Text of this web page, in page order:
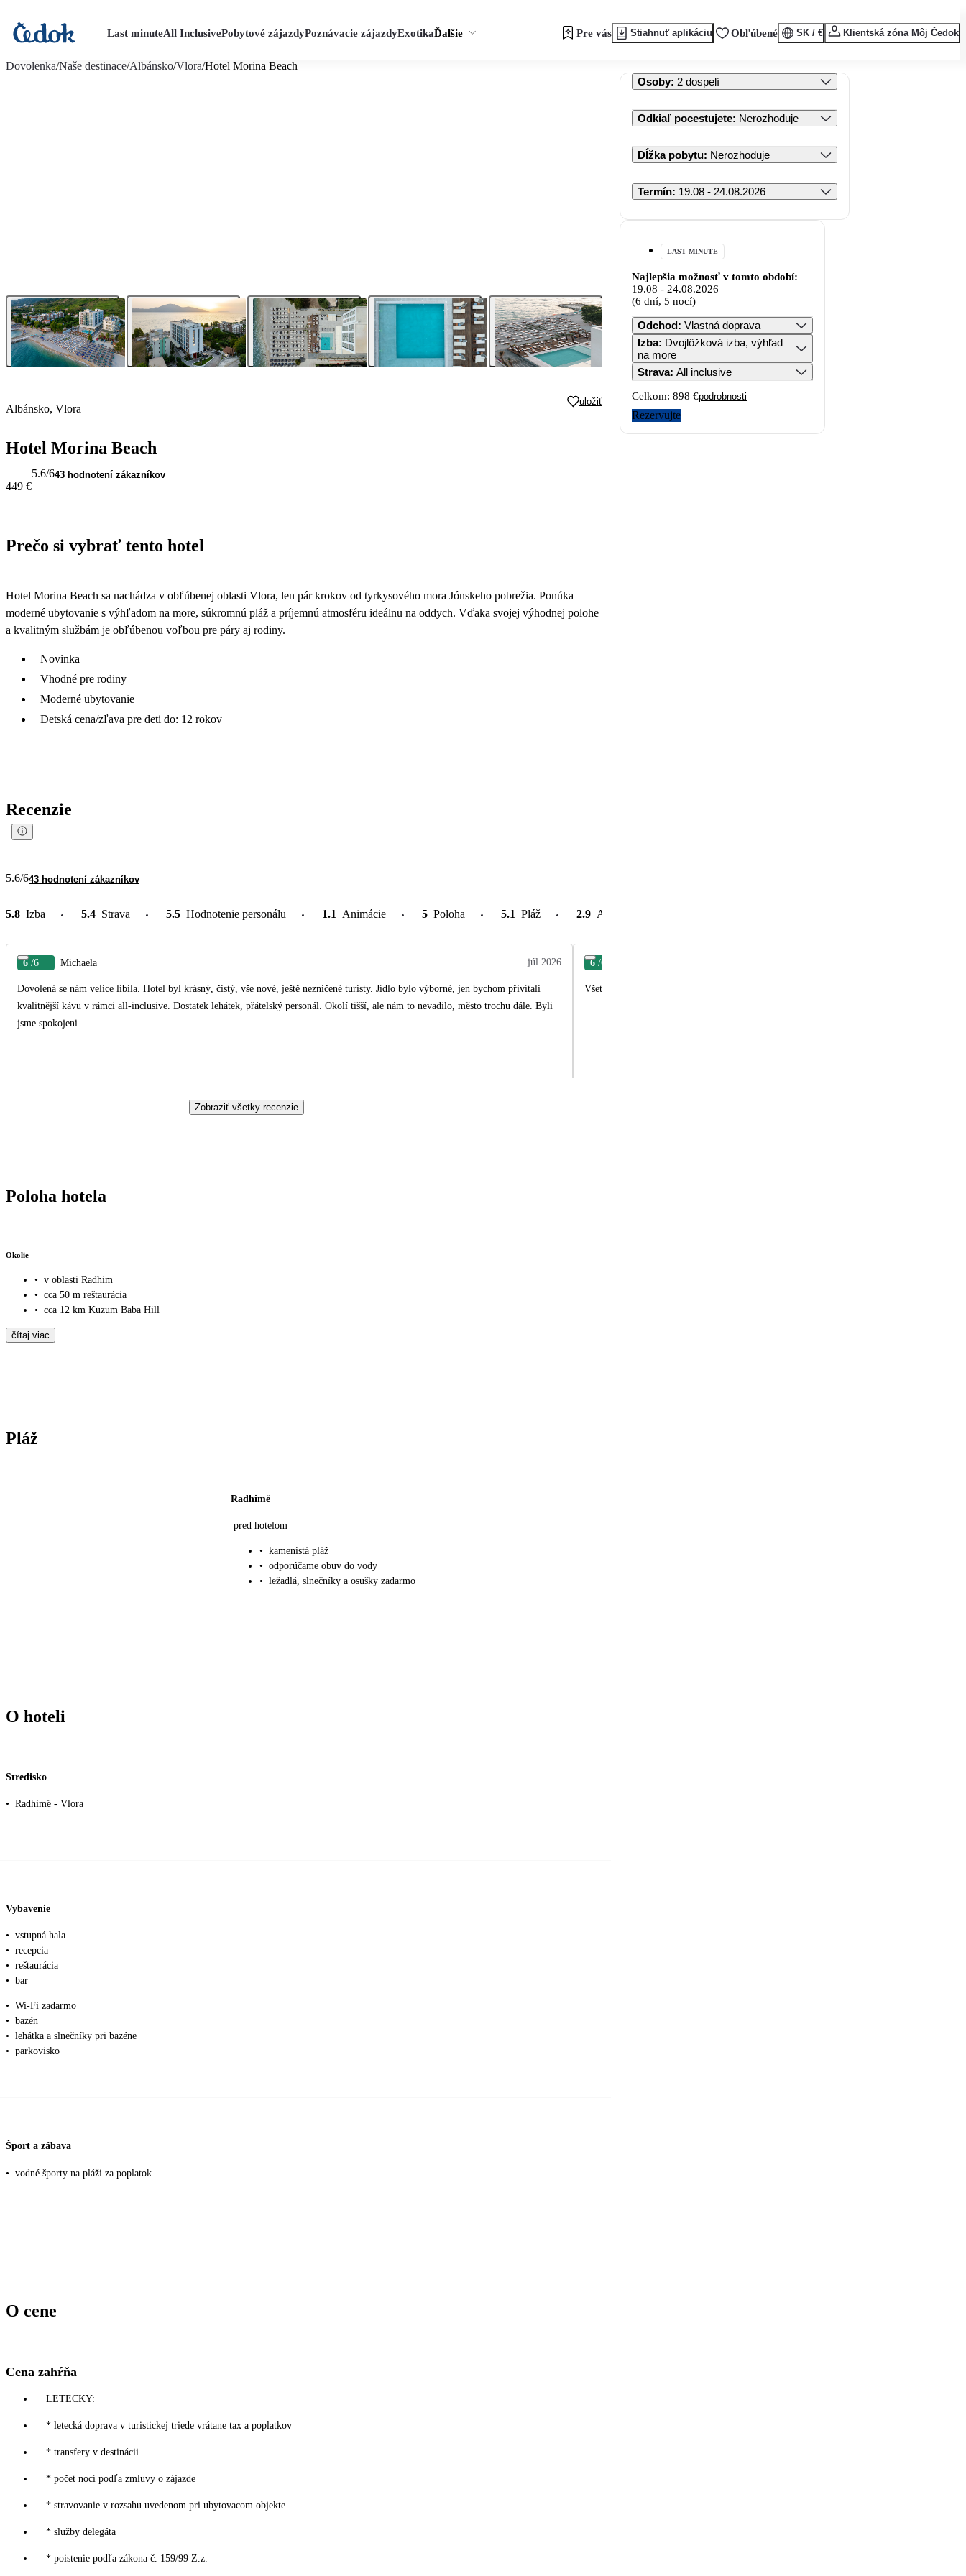
Last minuteAll InclusivePobytové zájazdyPoznávacie zájazdyExotikaĎalšie Pre vás Stiahnuť aplikáciu Obľúbené SK / € Klientská zóna Môj Čedok
Dovolenka/Naše destinace/Albánsko/Vlora/Hotel Morina Beach
Albánsko, Vlora
uložiť
Hotel Morina Beach
5.6/643 hodnotení zákazníkov
449 €
Prečo si vybrať tento hotel
Hotel Morina Beach sa nachádza v obľúbenej oblasti Vlora, len pár krokov od tyrkysového mora Jónskeho pobrežia. Ponúka
moderné ubytovanie s výhľadom na more, súkromnú pláž a príjemnú atmosféru ideálnu na oddych. Vďaka svojej výhodnej polohe
a kvalitným službám je obľúbenou voľbou pre páry aj rodiny.
Novinka
Vhodné pre rodiny
Moderné ubytovanie
Detská cena/zľava pre deti do: 12 rokov
Recenzie
5.6/643 hodnotení zákazníkov
5.8 Izba 5.4 Strava 5.5 Hodnotenie personálu 1.1 Animácie 5 Poloha 5.1 Pláž 2.9 Atrakcie v okolí
6 /6 Michaela júl 2026
Dovolená se nám velice líbila. Hotel byl krásný, čistý, vše nové, ještě nezničené turisty. Jídlo bylo výborné, jen bychom přivítali
kvalitnější kávu v rámci all-inclusive. Dostatek lehátek, přátelský personál. Okolí tišší, ale nám to nevadilo, město trochu dále. Byli
jsme spokojeni.
6 /6
Všetko super až na podpriemerne jedlo.
Zobraziť všetky recenzie
Poloha hotela
Okolie
• v oblasti Radhim
• cca 50 m reštaurácia
• cca 12 km Kuzum Baba Hill
čítaj viac
Pláž
Radhimë
pred hotelom
• kamenistá pláž
• odporúčame obuv do vody
• ležadlá, slnečníky a osušky zadarmo
O hoteli
Stredisko
• Radhimë - Vlora
Vybavenie
• vstupná hala
• recepcia
• reštaurácia
• bar
• Wi-Fi zadarmo
• bazén
• lehátka a slnečníky pri bazéne
• parkovisko
Šport a zábava
• vodné športy na pláži za poplatok
O cene
Cena zahŕňa
LETECKY:
* letecká doprava v turistickej triede vrátane tax a poplatkov
* transfery v destinácii
* počet nocí podľa zmluvy o zájazde
* stravovanie v rozsahu uvedenom pri ubytovacom objekte
* služby delegáta
* poistenie podľa zákona č. 159/99 Z.z.
Osoby: 2 dospelí
Odkiaľ pocestujete: Nerozhoduje
Dĺžka pobytu: Nerozhoduje
Termín: 19.08 - 24.08.2026
LAST MINUTE
Najlepšia možnosť v tomto období:
19.08 - 24.08.2026
(6 dní, 5 nocí)
Odchod: Vlastná doprava
Izba: Dvojlôžková izba, výhľad
na more
Strava: All inclusive
Celkom: 898 €podrobnosti
Rezervujte